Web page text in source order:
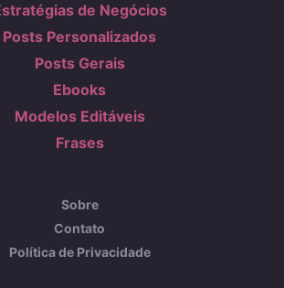
de Negócios
Posts Personalizados
Posts Gerais
Ebooks
Modelos Editáveis
Frases
Sobre
Contato
Política de Privacidade